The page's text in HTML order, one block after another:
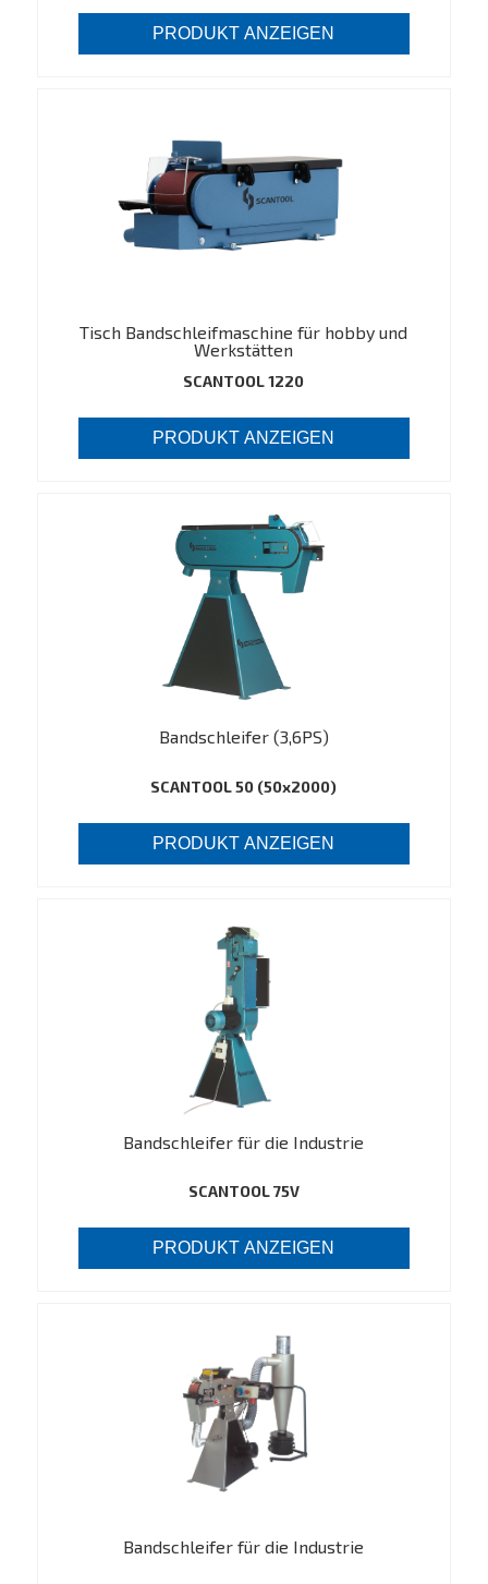
PRODUKT ANZEIGEN
Tisch Bandschleifmaschine für hobby und
Werkstätten
SCANTOOL 1220
PRODUKT ANZEIGEN
Bandschleifer (3,6PS)
SCANTOOL 50 (50x2000)
PRODUKT ANZEIGEN
Bandschleifer für die Industrie
SCANTOOL 75V
PRODUKT ANZEIGEN
Bandschleifer für die Industrie